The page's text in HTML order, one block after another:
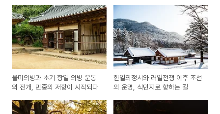
을미의병과 초기 항일 의병 운동
의 전개, 민중의 저항이 시작되다
한일의정서와 러일전쟁 이후 조선
의 운명, 식민지로 향하는 길